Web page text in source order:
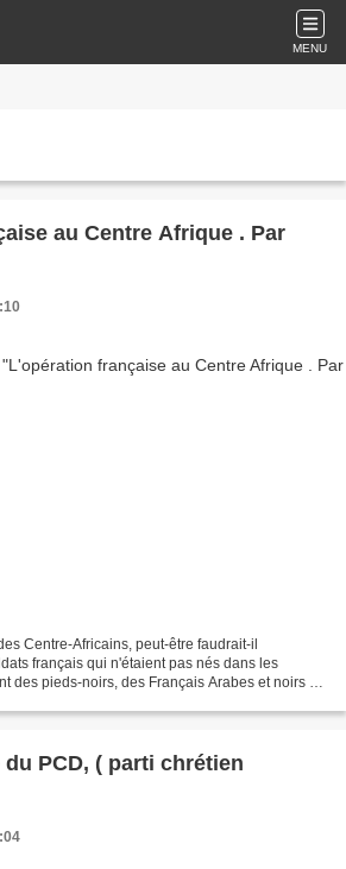
MENU
au Centre Afrique . Par
Centre-Africains, peut-être faudrait-il
français qui n'étaient pas nés dans les
des pieds-noirs, des Français Arabes et noirs de
PCD, ( parti chrétien